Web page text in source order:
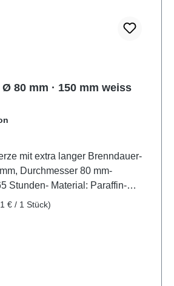
80 mm · 150 mm weiss
mit extra langer Brenndauer-
Durchmesser 80 mm-
Stunden- Material: Paraffin-
Kerzenschein sorgt vor allem in
€ / 1 Stück)